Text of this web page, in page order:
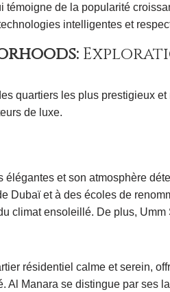
témoigne de la popularité
intelligentes et
quartiers les plus prestigieux
de luxe.
élégantes et son atmosphère
Dubaï et à des écoles de
climat ensoleillé. De plus,
résidentiel calme et serein,
Al Manara se distingue par ses